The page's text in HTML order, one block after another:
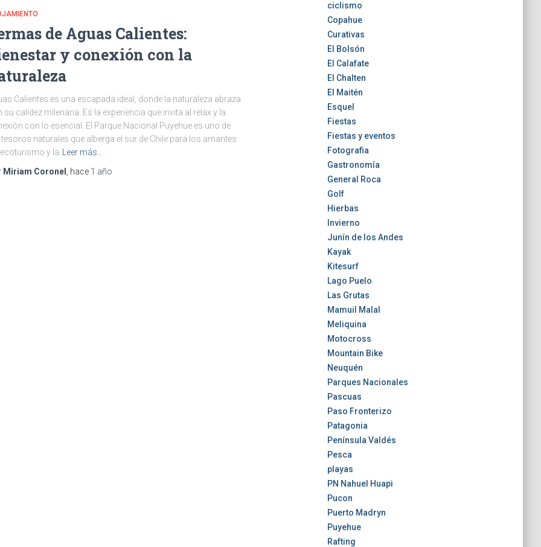
de Aguas Calientes:
y conexión con la
Calientes es una escapada ideal, donde la naturaleza abraza
su calidez milenaria. Es la experiencia que invita al relax y la
con lo esencial. El Parque Nacional Puyehue es uno de
naturales que alberga el sur de Chile para los amantes
y la
Leer más…
Miriam Coronel , hace 1 año
ciclismo
Copahue
Curativas
El Bolsón
El Calafate
El Chalten
El Maitén
Esquel
Fiestas
Fiestas y eventos
Fotografia
Gastronomía
General Roca
Golf
Hierbas
Invierno
Junín de los Andes
Kayak
Kitesurf
Lago Puelo
Las Grutas
Mamuil Malal
Meliquina
Motocross
Mountain Bike
Neuquén
Parques Nacionales
Pascuas
Paso Fronterizo
Patagonia
Península Valdés
Pesca
playas
PN Nahuel Huapi
Pucon
Puerto Madryn
Puyehue
Rafting